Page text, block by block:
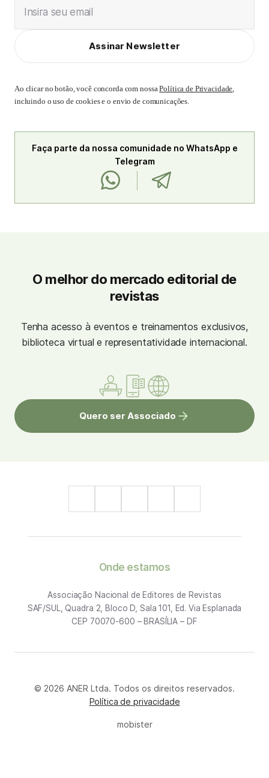
Insira seu email
Assinar Newsletter
Ao clicar no botão, você concorda com nossaPolítica de Privacidade,
incluindo o uso de cookies e o envio de comunicações.
Faça parte da nossa comunidade no WhatsApp e
Telegram
O melhor do mercado editorial de
revistas
Tenha acesso à eventos e treinamentos exclusivos,
biblioteca virtual e representatividade internacional.
Quero ser Associado
Onde estamos
Associação Nacional de Editores de Revistas
SAF/SUL, Quadra 2, Bloco D, Sala 101, Ed. Via Esplanada
CEP 70070-600 – BRASÍLIA – DF
© 2026 ANER Ltda. Todos os direitos reservados.
Política de privacidade
mobister